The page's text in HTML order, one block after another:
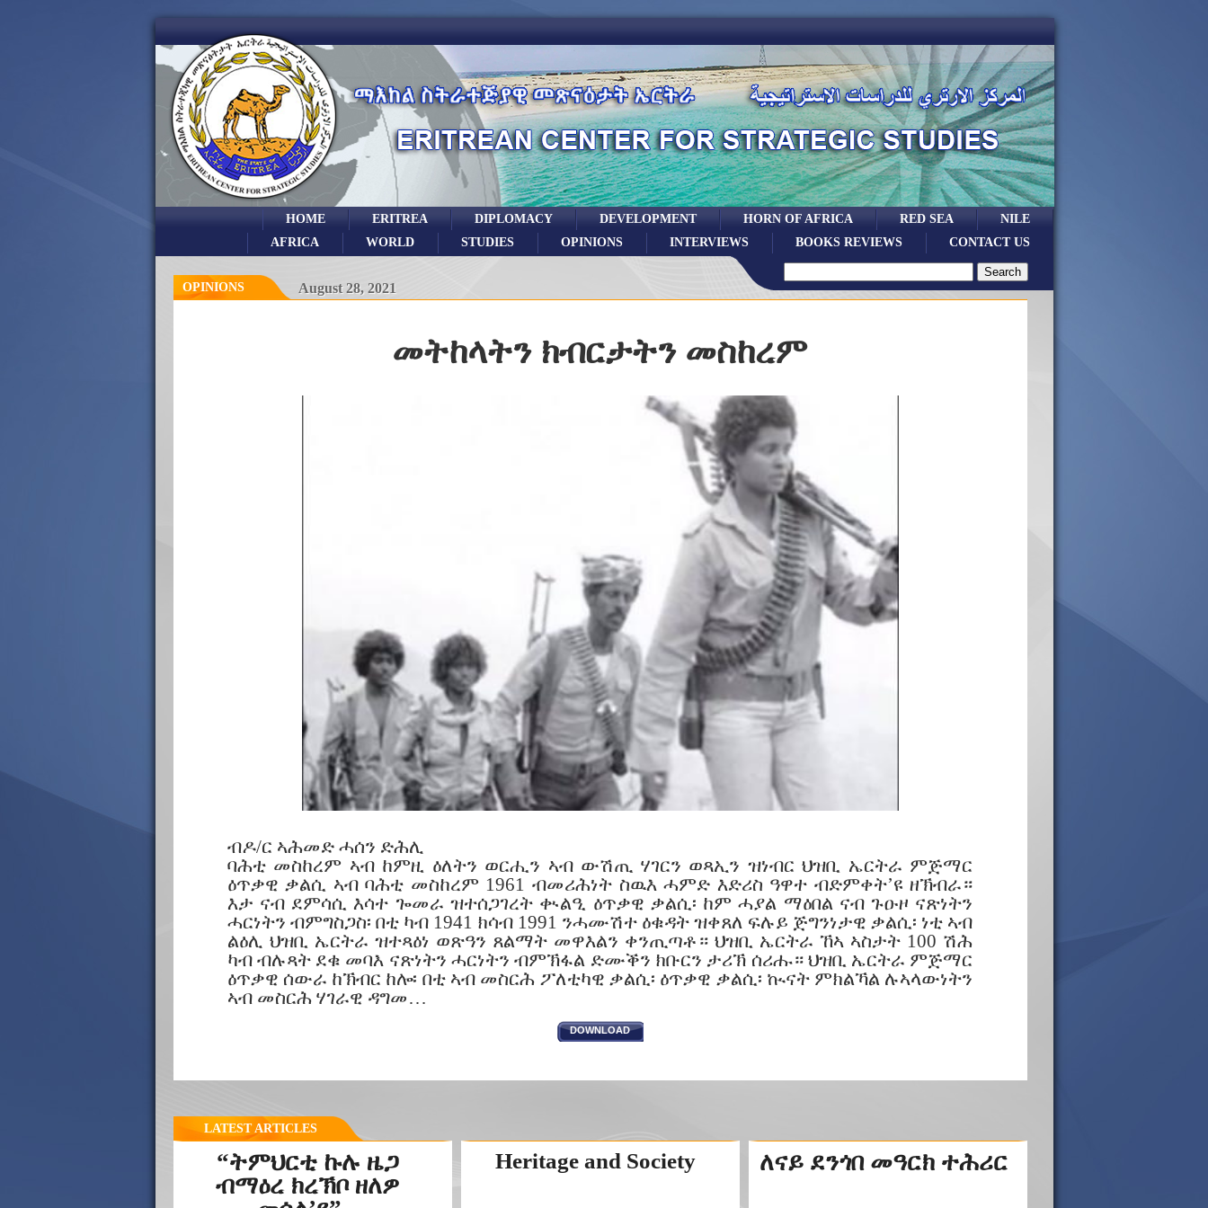
NILE
RED SEA
HORN OF AFRICA
DEVELOPMENT
DIPLOMACY
ERITREA
HOME
CONTACT US
BOOKS REVIEWS
INTERVIEWS
OPINIONS
STUDIES
WORLD
AFRICA
OPINIONS August 28, 2021
መትከላትን ክብርታትን መስከረም
ብዶ/ር ኣሕመድ ሓሰን ድሕሊ
ባሕቲ መስከረም ኣብ ከምዚ ዕለትን ወርሒን ኣብ ውሽጢ ሃገርን ወጻኢን ዝነብር ህዝቢ ኤርትራ ምጅማር
ዕጥቃዊ ቃልሲ ኣብ ባሕቲ መስከረም 1961 ብመሪሕነት ስዉእ ሓምድ እድሪስ ዓዋተ ብድምቀት’ዩ ዘኽብራ።
እታ ናብ ደምሳሲ እሳተ ጐመራ ዝተሰጋገረት ቊልዒ ዕጥቃዊ ቃልሲ፡ ከም ሓያል ማዕበል ናብ ጉዑዞ ናጽነትን
ሓርነትን ብምግስጋስ፡ በቲ ካብ 1941 ክሳብ 1991 ንሓሙሽተ ዕቁዳት ዝቀጸለ ፍሉይ ጅግንነታዊ ቃልሲ፡ ነቲ ኣብ
ልዕሊ ህዝቢ ኤርትራ ዝተጻዕነ ወጽዓን ጸልማት መዋእልን ቀንጢጣቶ። ህዝቢ ኤርትራ ኸኣ ኣስታት 100 ሽሕ
ካብ ብሉጻት ደቁ መባእ ናጽነትን ሓርነትን ብምኽፋል ድሙቕን ክቡርን ታሪኽ ሰሪሑ። ህዝቢ ኤርትራ ምጅማር
ዕጥቃዊ ሰውራ ከኽብር ከሎ፡ በቲ ኣብ መስርሕ ፖለቲካዊ ቃልሲ፡ ዕጥቃዊ ቃልሲ፡ ኲናት ምክልኻል ሉኣላውነትን
ኣብ መስርሕ ሃገራዊ ዳግመ…
DOWNLOAD
LATEST ARTICLES
“ትምህርቲ ኩሉ ዜጋ
ብማዕረ ክረኽቦ ዘለዎ
Heritage and Society ለናይ ደንጎበ መዓርክ ተሕሪር